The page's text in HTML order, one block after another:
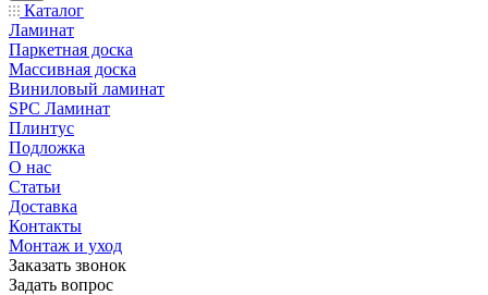
Каталог
Ламинат
Паркетная доска
Массивная доска
Виниловый ламинат
SPC Ламинат
Плинтус
Подложка
О нас
Статьи
Доставка
Контакты
Монтаж и уход
Заказать звонок
Задать вопрос